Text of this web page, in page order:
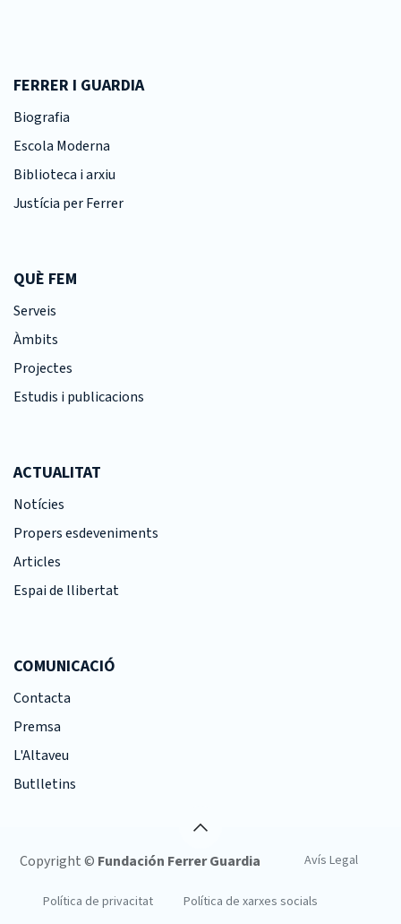
FERRER I GUARDIA
Biografia
Escola Moderna
Biblioteca i arxiu
Justícia per Ferrer
QUÈ FEM
Serveis
Àmbits
Projectes
Estudis i publicacions
ACTUALITAT
Notícies
Propers esdeveniments
Articles
Espai de llibertat
COMUNICACIÓ
Contacta
Premsa
L'Altaveu
Butlletins
Copyright © Fundación Ferrer Guardia Avís Legal
Política de privacitat Política de xarxes socials